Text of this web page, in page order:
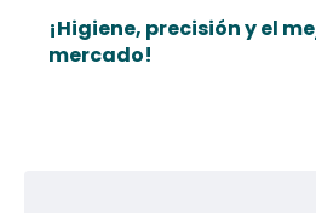
¡Higiene, precisión y el
mercado!